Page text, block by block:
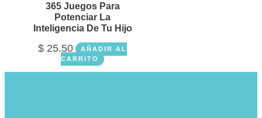
365 Juegos Para
Potenciar La
Inteligencia De Tu Hijo
$ 25.50
AÑADIR AL
CARRITO